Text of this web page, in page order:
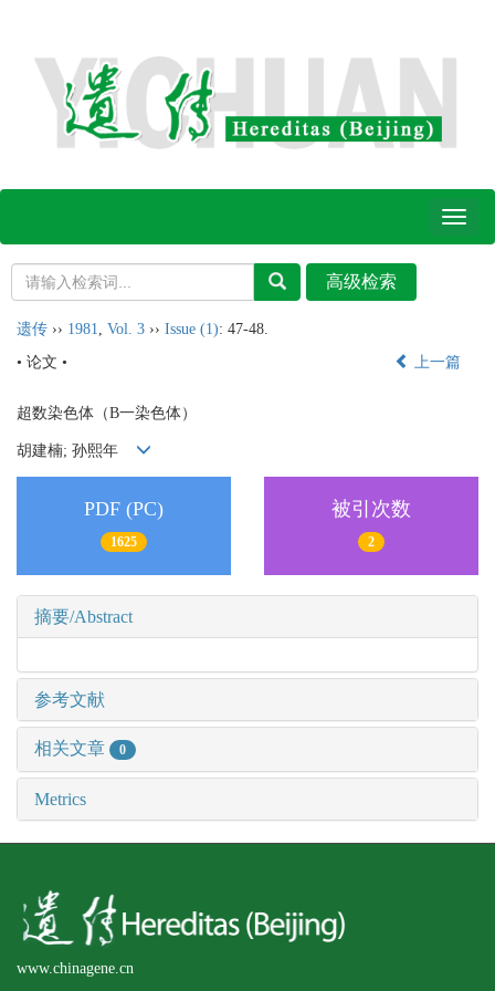
Toggle
遗传 ›› 1981 Vol. 3 ›› Issue (1): 47-48.
• 论文 •
上一篇
超数染色体（B一染色体）
胡建楠; 孙熙年
PDF (PC)
1625
被引次数
2
摘要/Abstract
参考文献
相关文章 0
Metrics
www.chinagene.cn